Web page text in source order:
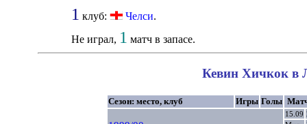
1 клуб: Челси.
Не играл, 1 матч в запасе.
Кевин Хичкок в
Сезон: место, клуб Игры Голы
15.09